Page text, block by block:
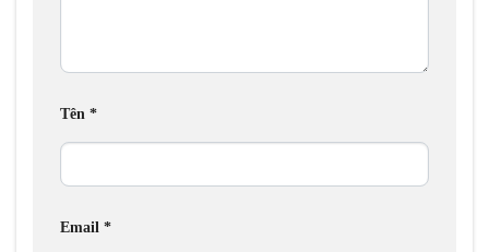
Tên *
Email *